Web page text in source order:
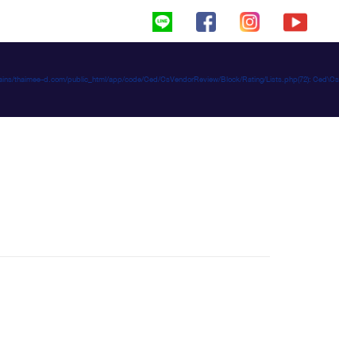
d.com/public_html/app/code/Ced/CsVendorReview/Block/Rating/Lists.php(72):